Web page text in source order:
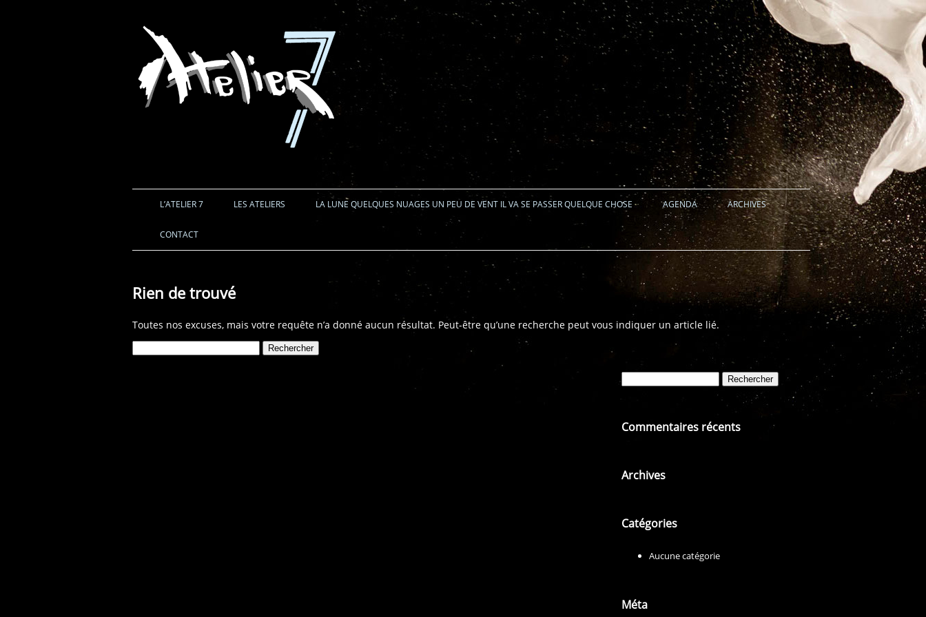
Aller au contenu
L’ATELIER 7 LES ATELIERS LA LUNE QUELQUES NUAGES UN PEU DE VENT IL VA SE PASSER QUELQUE CHOSE AGENDA ARCHIVES
CONTACT
Rien de trouvé
Toutes nos excuses, mais votre requête n’a donné aucun résultat. Peut-être qu’une recherche peut vous indiquer un article lié.
Commentaires récents
Archives
Catégories
Aucune catégorie
Méta